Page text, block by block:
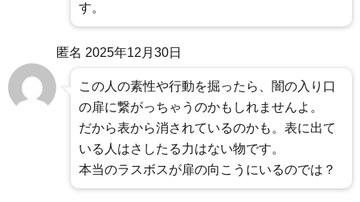
す。
匿名 2025年12月30日
この人の素性や行動を掘ったら、闇の入り口
の扉に繋がっちゃうのかもしれませんよ。
だから表から消されているのかも。表に出て
いる人はさしたる力はない物です。
本当のラスボスが扉の向こうにいるのでは？